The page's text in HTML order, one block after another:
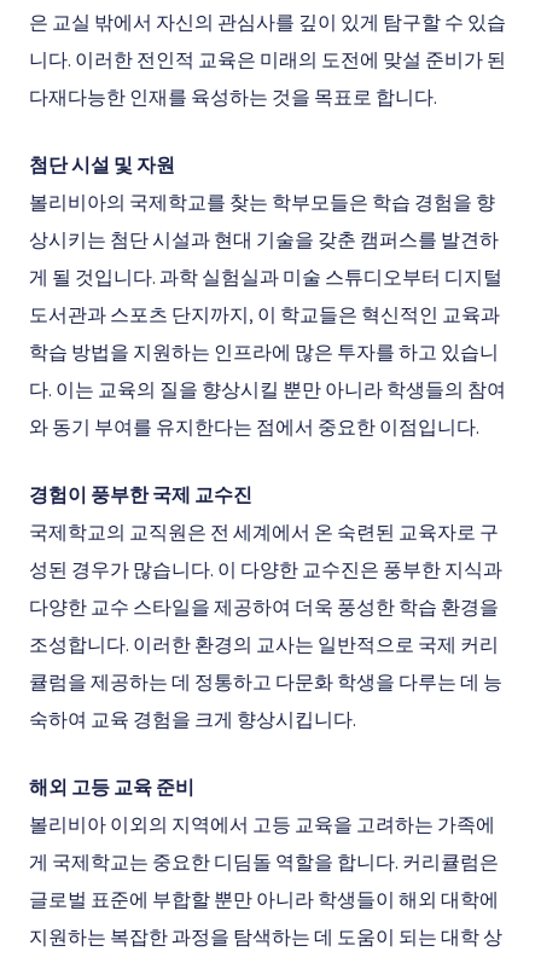
은 교실 밖에서 자신의 관심사를 깊이 있게 탐구할 수 있습
니다. 이러한 전인적 교육은 미래의 도전에 맞설 준비가 된
다재다능한 인재를 육성하는 것을 목표로 합니다.
첨단 시설 및 자원
볼리비아의 국제학교를 찾는 학부모들은 학습 경험을 향
상시키는 첨단 시설과 현대 기술을 갖춘 캠퍼스를 발견하
게 될 것입니다. 과학 실험실과 미술 스튜디오부터 디지털
도서관과 스포츠 단지까지, 이 학교들은 혁신적인 교육과
학습 방법을 지원하는 인프라에 많은 투자를 하고 있습니
다. 이는 교육의 질을 향상시킬 뿐만 아니라 학생들의 참여
와 동기 부여를 유지한다는 점에서 중요한 이점입니다.
경험이 풍부한 국제 교수진
국제학교의 교직원은 전 세계에서 온 숙련된 교육자로 구
성된 경우가 많습니다. 이 다양한 교수진은 풍부한 지식과
다양한 교수 스타일을 제공하여 더욱 풍성한 학습 환경을
조성합니다. 이러한 환경의 교사는 일반적으로 국제 커리
큘럼을 제공하는 데 정통하고 다문화 학생을 다루는 데 능
숙하여 교육 경험을 크게 향상시킵니다.
해외 고등 교육 준비
볼리비아 이외의 지역에서 고등 교육을 고려하는 가족에
게 국제학교는 중요한 디딤돌 역할을 합니다. 커리큘럼은
글로벌 표준에 부합할 뿐만 아니라 학생들이 해외 대학에
지원하는 복잡한 과정을 탐색하는 데 도움이 되는 대학 상